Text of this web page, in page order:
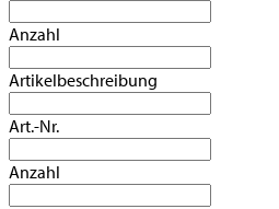
Anzahl
Artikelbeschreibung
Art.-Nr.
Anzahl